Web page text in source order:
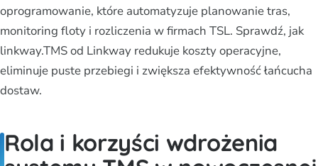
oprogramowanie, które automatyzuje planowanie tras,
monitoring floty i rozliczenia w firmach TSL. Sprawdź, jak
linkway.TMS od Linkway redukuje koszty operacyjne,
eliminuje puste przebiegi i zwiększa efektywność łańcucha
dostaw.
Rola i korzyści wdrożenia